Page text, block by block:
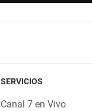
SERVICIOS
Canal 7 en Vivo